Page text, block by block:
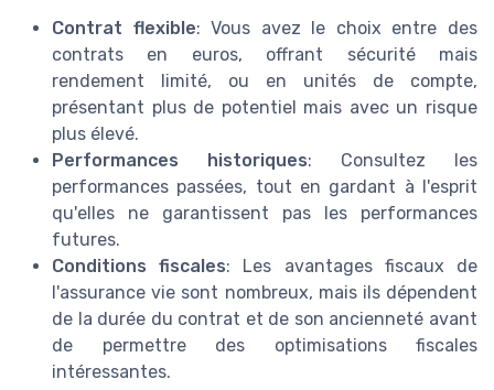
Contrat flexible: Vous avez le choix entre des
contrats en euros, offrant sécurité mais
rendement limité, ou en unités de compte,
présentant plus de potentiel mais avec un risque
plus élevé.
Performances historiques: Consultez les
performances passées, tout en gardant à l'esprit
qu'elles ne garantissent pas les performances
futures.
Conditions fiscales: Les avantages fiscaux de
l'assurance vie sont nombreux, mais ils dépendent
de la durée du contrat et de son ancienneté avant
de permettre des optimisations fiscales
intéressantes.